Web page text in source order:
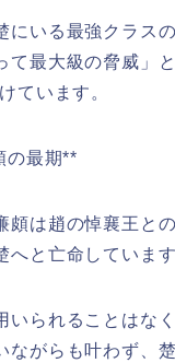
にいる最強クラス
て最大級の脅威」
ています。
の最期**
頗は趙の悼襄王と
へと亡命しています
いられることはな
ながらも叶わず、